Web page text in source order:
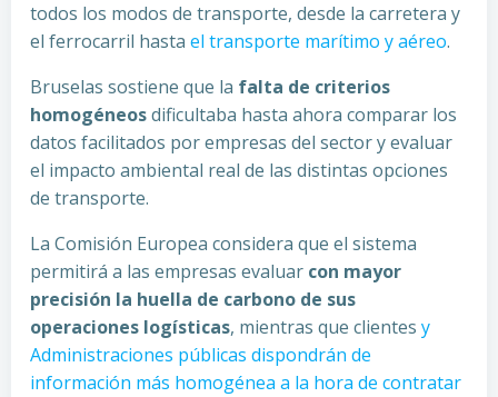
todos los modos de transporte, desde la carretera y
el ferrocarril hasta el transporte marítimo y aéreo.
Bruselas sostiene que la falta de criterios
homogéneosdificultaba hasta ahora comparar los
datos facilitados por empresas del sector y evaluar
el impacto ambiental real de las distintas opciones
de transporte.
La Comisión Europea considera que el sistema
permitirá a las empresas evaluar con mayor
precisión la huella de carbono de sus
operaciones logísticas, mientras que clientes y
Administraciones públicas dispondrán de
información más homogénea a la hora de contratar